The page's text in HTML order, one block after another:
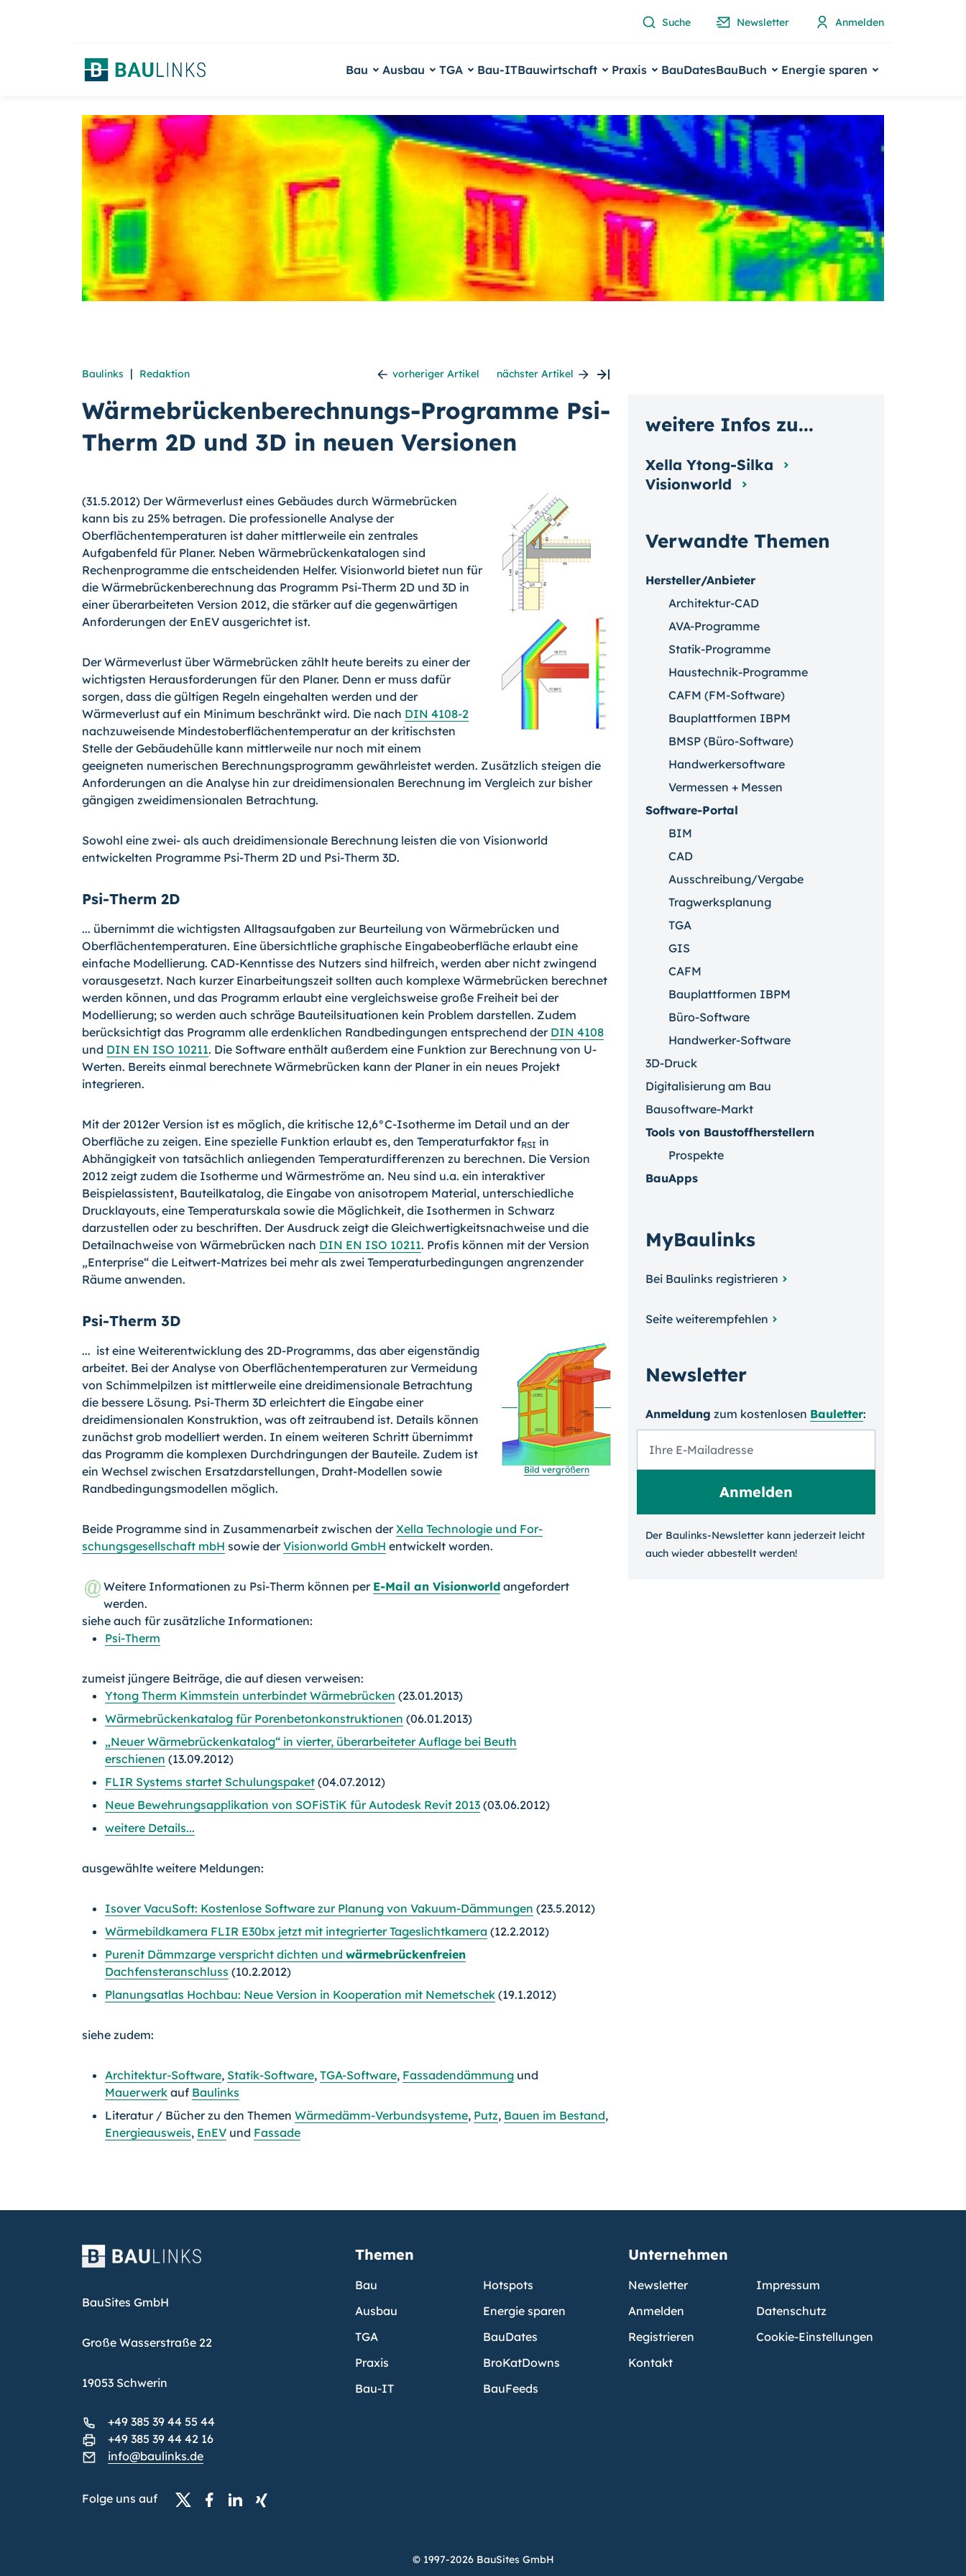
Suche Newsletter Anmelden
Bau Ausbau TGA Bau-ITBauwirtschaft Praxis BauDatesBauBuch Energie sparen
Baulinks | Redaktion vorheriger Artikel nächster Artikel
Wärmebrückenberechnungs-Programme Psi-
Therm 2D und 3D in neuen Versionen
(31.5.2012) Der Wärmeverlust eines Gebäudes durch Wärme­brücken
kann bis zu 25% betragen. Die professionelle Analyse der
Oberflächentemperaturen ist daher mittlerweile ein zen­trales
Aufgabenfeld für Planer. Neben Wärmebrückenkatalogen sind
Rechenprogramme die entscheidenden Helfer. Visionworld bietet nun für
die Wärmebrückenberechnung das Programm Psi-Therm 2D und 3D in
einer überarbeiteten Version 2012, die stärker auf die gegenwärtigen
Anforderungen der EnEV ausge­richtet ist.
Der Wärmeverlust über Wärmebrücken zählt heute bereits zu einer der
wichtigsten Herausforderungen für den Planer. Denn er muss dafür
sorgen, dass die gültigen Re­geln eingehalten werden und der
Wärmeverlust auf ein Minimum beschränkt wird. Die nach DIN 4108-2
nachzuweisende Mindestoberflächentemperatur an der kritischsten
Stelle der Gebäudehülle kann mittlerweile nur noch mit einem
geeigneten numerischen Berechnungsprogramm gewährleistet werden. Zusätzlich steigen die
Anforderungen an die Analyse hin zur dreidimensionalen Berechnung im Vergleich zur bisher
gängigen zweidimensionalen Betrachtung.
Sowohl eine zwei- als auch dreidimensionale Berechnung leisten die von Visionworld
entwickelten Programme Psi-Therm 2D und Psi-Therm 3D.
Psi-Therm 2D
... übernimmt die wichtigsten Alltagsaufgaben zur Beurteilung von Wärmebrücken und
Oberflächentemperaturen. Eine übersichtliche graphische Eingabeoberfläche erlaubt eine
einfache Modellierung. CAD-Kenntisse des Nutzers sind hilfreich, werden aber nicht zwingend
vorausgesetzt. Nach kurzer Einarbeitungszeit sollten auch komplexe Wärmebrücken berechnet
werden können, und das Programm erlaubt eine vergleichs­weise große Freiheit bei der
Modellierung; so werden auch schräge Bauteilsituationen kein Problem darstellen. Zudem
berücksichtigt das Programm alle erdenklichen Rand­bedingungen entsprechend der DIN 4108
und DIN EN ISO 10211. Die Software enthält außerdem eine Funktion zur Berechnung von U-
Werten. Bereits einmal berechnete Wärmebrücken kann der Planer in ein neues Projekt
integrieren.
Mit der 2012er Version ist es möglich, die kritische 12,6°C-Isotherme im Detail und an der
Oberfläche zu zeigen. Eine spezielle Funktion erlaubt es, den Temperaturfaktor fRSI in
Abhängigkeit von tatsächlich anliegenden Temperaturdifferenzen zu berechnen. Die Version
2012 zeigt zudem die Isotherme und Wärmeströme an. Neu sind u.a. ein inter­aktiver
Beispielassistent, Bauteilkatalog, die Eingabe von anisotropem Material, unter­schiedliche
Drucklayouts, eine Temperaturskala sowie die Möglichkeit, die Isothermen in Schwarz
darzustellen oder zu beschriften. Der Ausdruck zeigt die Gleichwertigkeits­nachweise und die
Detailnachweise von Wärmebrücken nach DIN EN ISO 10211. Profis können mit der Version
„Enterprise“ die Leitwert-Matrizes bei mehr als zwei Tempera­turbedingungen angrenzender
Räume anwenden.
Psi-Therm 3D
Bild vergrößern
... ist eine Weiterentwicklung des 2D-Programms, das aber eigenständig
arbeitet. Bei der Analyse von Oberflächentem­peraturen zur Vermeidung
von Schimmelpilzen ist mittlerweile eine dreidimensionale Betrachtung
die bessere Lösung. Psi-Therm 3D erleichtert die Eingabe einer
dreidimensionalen Kon­struktion, was oft zeitraubend ist. Details können
zunächst grob modelliert werden. In einem weiteren Schritt übernimmt
das Programm die komplexen Durchdringungen der Bauteile. Zudem ist
ein Wechsel zwischen Ersatzdarstellungen, Draht-Modellen sowie
Randbedingungsmodellen möglich.
Beide Programme sind in Zusammenarbeit zwischen derXella Technologie und For­
schungsgesellschaft mbH sowie derVisionworld GmbH entwickelt worden.
Weitere Informationen zu Psi-Therm können per E-Mail an Visionworld angefordert
werden.
siehe auch für zusätzliche Informationen:
Psi-Therm
zumeist jüngere Beiträge, die auf diesen verweisen:
Ytong Therm Kimmstein unterbindet Wärmebrücken (23.01.2013)
Wärmebrückenkatalog für Porenbetonkonstruktionen (06.01.2013)
„Neuer Wärmebrückenkatalog“ in vierter, überarbeiteter Auflage bei Beuth
erschienen (13.09.2012)
FLIR Systems startet Schulungspaket (04.07.2012)
Neue Bewehrungsapplikation von SOFiSTiK für Autodesk Revit 2013 (03.06.2012)
weitere Details...
ausgewählte weitere Meldungen:
Isover VacuSoft: Kostenlose Software zur Planung von Vakuum-Dämmungen (23.5.2012)
Wärmebildkamera FLIR E30bx jetzt mit integrierter Tageslichtkamera (12.2.2012)
Purenit Dämmzarge verspricht dichten und wärmebrückenfreien
Dachfensteranschluss (10.2.2012)
Planungsatlas Hochbau: Neue Version in Kooperation mit Nemetschek (19.1.2012)
siehe zudem:
Architektur-Software, Statik-Software, TGA-Software, Fassadendämmung und
Mauerwerk auf Baulinks
Literatur / Bücher zu den Themen Wärmedämm-Verbundsysteme, Putz, Bauen im Bestand,
Energieausweis, EnEV und Fassade
Verwandte Themen
Hersteller/Anbieter
Architektur-CAD
AVA-Programme
Statik-Programme
Haustechnik-Programme
CAFM (FM-Software)
Bauplattformen IBPM
BMSP (Büro-Software)
Handwerkersoftware
Vermessen + Messen
Software-Portal
BIM
CAD
Ausschreibung/Vergabe
Tragwerksplanung
TGA
GIS
CAFM
Bauplattformen IBPM
Büro-Software
Handwerker-Software
3D-Druck
Digitalisierung am Bau
Bausoftware-Markt
Tools von Baustoffherstellern
Prospekte
BauApps
MyBaulinks
Bei Baulinks registrieren
Seite weiterempfehlen
Newsletter
Anmeldung zum kosten­losen Bauletter:
Der Baulinks-Newsletter kann jeder­zeit leicht
auch wieder ab­bestellt werden!
weitere Infos zu...
Xella Ytong-Silka
Visionworld
BauSites GmbH
Große Wasserstraße 22
19053 Schwerin
+49 385 39 44 55 44
+49 385 39 44 42 16
info@baulinks.de
Folge uns auf
Themen
Bau
Ausbau
TGA
Praxis
Bau-IT
Hotspots
Energie sparen
BauDates
BroKatDowns
BauFeeds
Unternehmen
Newsletter
Anmelden
Registrieren
Kontakt
Impressum
Datenschutz
Cookie-Einstellungen
© 1997-2026 BauSites GmbH